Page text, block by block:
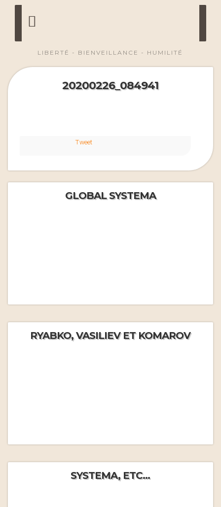
LIBERTÉ - BIENVEILLANCE - HUMILITÉ
20200226_084941
Tweet
GLOBAL SYSTEMA
RYABKO, VASILIEV ET KOMAROV
SYSTEMA, ETC...